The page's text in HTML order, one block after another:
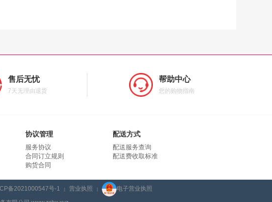
售后无忧
7天无理由退货
帮助中心
您的购物指南
协议管理
服务协议
合同订立规则
购货合同
配送方式
配送服务查询
配送费收取标准
备2021000547号-1 | 营业执照 | 电子营业执照